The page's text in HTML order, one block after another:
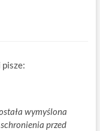
pisze:
wymyślona
przed